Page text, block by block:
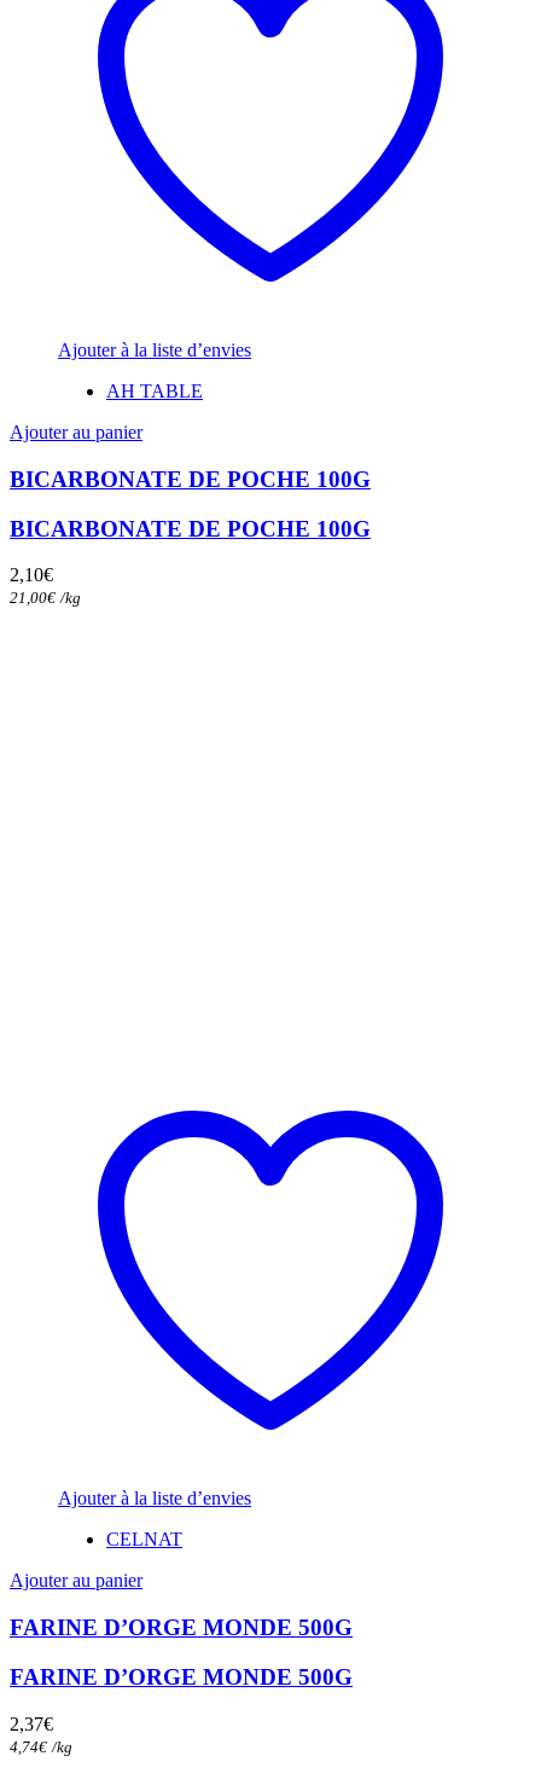
Ajouter à la liste d’envies
AH TABLE
Ajouter au panier
BICARBONATE DE POCHE 100G
BICARBONATE DE POCHE 100G
2,10€
21,00€ /kg
Ajouter à la liste d’envies
CELNAT
Ajouter au panier
FARINE D’ORGE MONDE 500G
FARINE D’ORGE MONDE 500G
2,37€
4,74€ /kg